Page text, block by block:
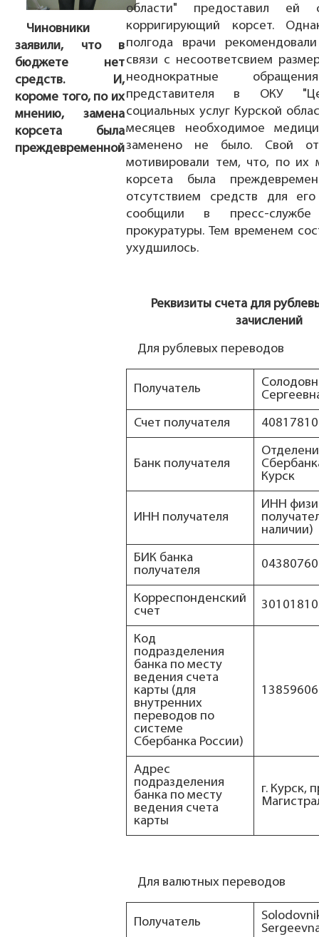
Чиновники
заявили, что в
бюджете нет
средств. И,
короме того, по их
мнению, замена
корсета была
преждевременной
области" предоставил ей
корригирующий корсет.
полгода врачи
связи с несоответсвием
неоднократные
представителя в ОКУ
социальных услуг Курской
месяцев необходимое
заменено не было. Свой
мотивировали тем, что, по их
корсета была
отсутствием средств для
сообщили в пресс-службе
прокуратуры. Тем временем
ухудшилось.
Реквизиты счета для
зачислений
Для рублевых переводов
Получатель
Счет получателя
Банк получателя
Курск
ИНН получателя
ИНН
наличии)
БИК банка
получателя
Корреспонденский
счет
Код
подразделения
банка по месту
ведения счета
карты (для
внутренних
переводов по
системе
Сбербанка России)
Адрес
подразделения
банка по месту
ведения счета
карты
г. Курск,
Для валютных переводов
Получатель